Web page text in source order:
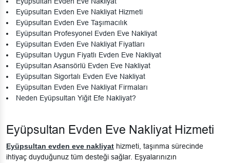
Eyüpsultan Evden Eve Nakliyat Hizmeti
Eyüpsultan Evden Eve Taşımacılık
Eyüpsultan Profesyonel Evden Eve Nakliyat
Eyüpsultan Evden Eve Nakliyat Fiyatları
Eyüpsultan Uygun Fiyatlı Evden Eve Nakliyat
Eyüpsultan Asansörlü Evden Eve Nakliyat
Eyüpsultan Sigortalı Evden Eve Nakliyat
Eyüpsultan Evden Eve Nakliyat Firmaları
Neden Eyüpsultan Yiğit Efe Nakliyat?
Eyüpsultan Evden Eve Nakliyat Hizmeti
Eyüpsultan evden eve nakliyat hizmeti, taşınma sürecinde
ihtiyaç duyduğunuz tüm desteği sağlar. Eşyalarınızın